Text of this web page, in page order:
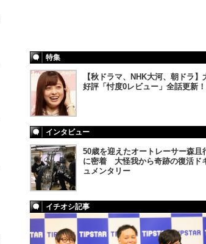
特集
【秋ドラマ、NHK大河、朝ドラ】
好評「忖度0レビュー」全話更新！
インタビュー
50歳を迎えたオートレーサー森且
に密着 大怪我から奇跡の復活ド
ュメンタリー
イチオシ記事